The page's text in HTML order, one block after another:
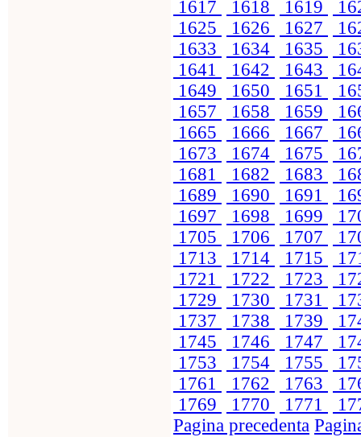
1617
1618 1619
1625
1626 1627
1633
1634 1635
1641
1642 1643
1649
1650 1651
1657
1658 1659
1665
1666 1667
1673
1674 1675
1681
1682 1683
1689
1690 1691
1697
1698 1699
1705
1706 1707
1713
1714 1715
1721
1722 1723
1729
1730 1731
1737
1738 1739
1745
1746 1747
1753
1754 1755
1761
1762 1763
1769
1770 1771
Pagina precedenta